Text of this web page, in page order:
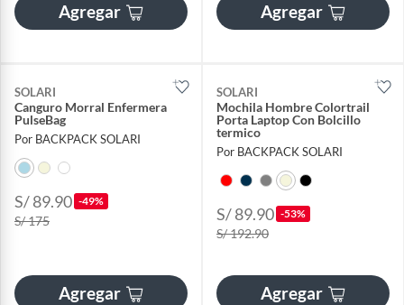
Agregar Agregar
SOLARI
Canguro Morral Enfermera
PulseBag
Por BACKPACK SOLARI
S/ 89.90 -49%
S/ 175
Agregar
SOLARI
Mochila Hombre Colortrail
Porta Laptop Con Bolcillo
termico
Por BACKPACK SOLARI
S/ 89.90 -53%
S/ 192.90
Agregar